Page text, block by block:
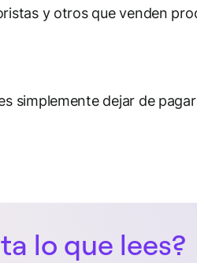
y otros que venden
simplemente dejar de
lo que lees?